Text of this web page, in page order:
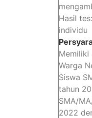
Hasil
individu
Memiliki
Warga
Siswa
tahun
SMA/
2022